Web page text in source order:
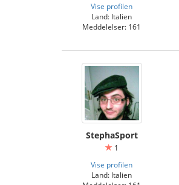
Vise profilen
Land: Italien
Meddelelser: 161
StephaSport
1
Vise profilen
Land: Italien